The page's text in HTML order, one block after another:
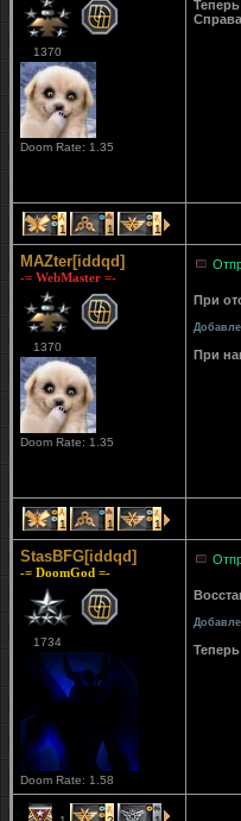
1370
Doom Rate: 1.35
1 1 1
MAZter[iddqd]
-= WebMaster =-
1370
Doom Rate: 1.35
При
При
1 1 1
StasBFG[iddqd]
-= DoomGod =-
1734
Doom Rate: 1.58